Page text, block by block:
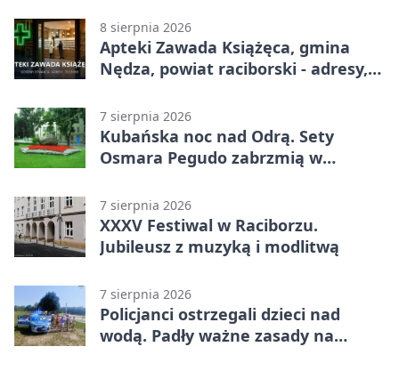
8 sierpnia 2026
Apteki Zawada Książęca, gmina
Nędza, powiat raciborski - adresy,
7 sierpnia 2026
Kubańska noc nad Odrą. Sety
Osmara Pegudo zabrzmią w
7 sierpnia 2026
XXXV Festiwal w Raciborzu.
Jubileusz z muzyką i modlitwą
7 sierpnia 2026
Policjanci ostrzegali dzieci nad
wodą. Padły ważne zasady na